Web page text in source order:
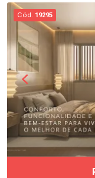
Cód. 19295